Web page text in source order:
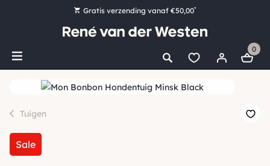
Gratis verzending vanaf €50,00*
Bestel nu, betaal later met Klarna
Ruim 16.000 artikelen op voorraad
0
Tuigen
Sale